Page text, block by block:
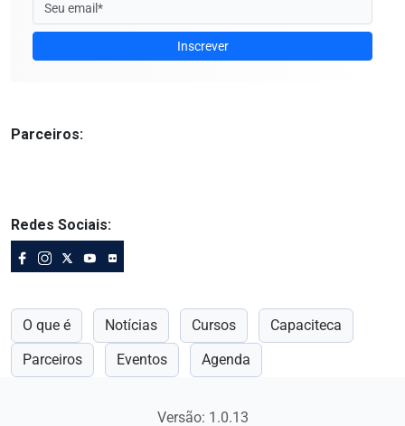
Inscrever
Parceiros:
Redes Sociais:
O que é Notícias Cursos
Capaciteca
Parceiros
Eventos Agenda
Versão: 1.0.13